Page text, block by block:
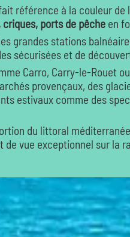
référence à la couleur de
ports de pêcheen
grandes stations
sécurisées et de
Carro, Carry-le-Rouet
provençaux, des
estivaux comme des
du littoral
vue exceptionnel sur la